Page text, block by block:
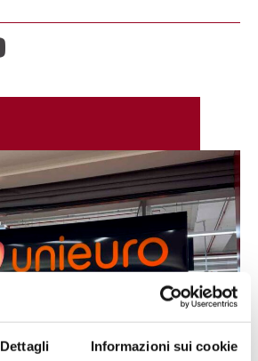
Dettagli Informazioni sui cookie